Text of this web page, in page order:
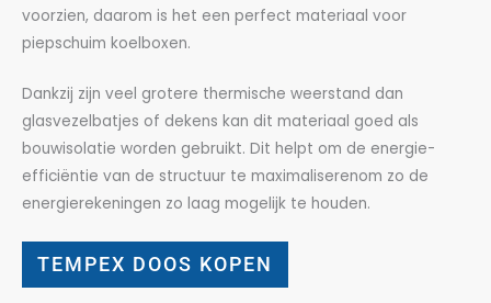
voorzien, daarom is het een perfect materiaal voor
piepschuim koelboxen.
Dankzij zijn veel grotere thermische weerstand dan
glasvezelbatjes of dekens kan dit materiaal goed als
bouwisolatie worden gebruikt. Dit helpt om de energie-
efficiëntie van de structuur te maximaliserenom zo de
energierekeningen zo laag mogelijk te houden.
TEMPEX DOOS KOPEN